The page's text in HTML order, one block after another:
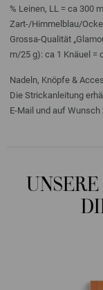
% Leinen, LL = ca 300
Zart-/Himmelblau/
Grossa-Qualität
m/25 g): ca 1 Knäuel =
Nadeln, Knöpfe &
Die Strickanleitung
E-Mail und auf